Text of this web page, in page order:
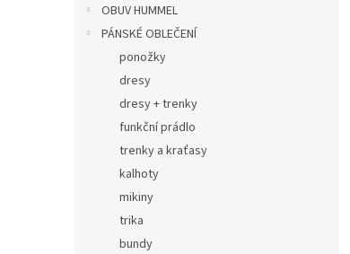
OBUV HUMMEL
PÁNSKÉ OBLEČENÍ
ponožky
dresy
dresy + trenky
funkční prádlo
trenky a kraťasy
kalhoty
mikiny
trika
bundy